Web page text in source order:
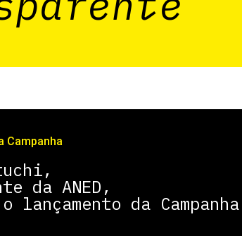
Campanha
da ANED,
lançamento da Campanha